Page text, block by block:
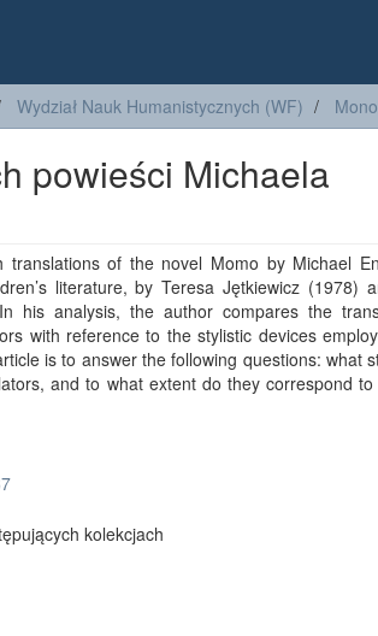
Wydział Nauk Humanistycznych (WF)
powieści Michaela
translations of the novel Momo by Michael
literature, by Teresa Jętkiewicz (1978)
his analysis, the author compares the
with reference to the stylistic devices
is to answer the following questions: what
and to what extent do they correspond to
kolekcjach